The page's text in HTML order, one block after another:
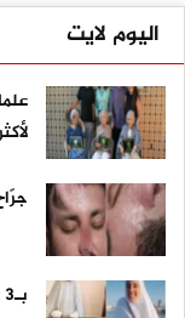
اليوم لايت
لأكثر